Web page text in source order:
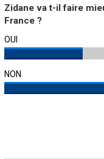
Zidane va t-il faire
France ?
OUI
NON
Live / Matchs en direct
Class. buteurs
Programme TV foot
Vidéos